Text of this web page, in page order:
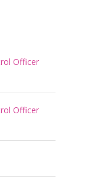
Officer
Officer